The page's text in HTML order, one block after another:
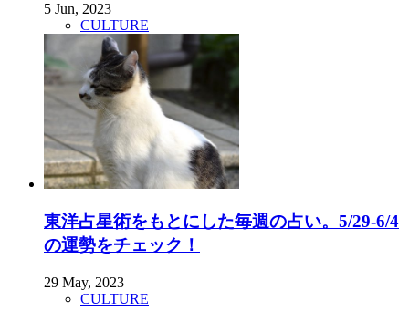
5 Jun, 2023
CULTURE
東洋占星術をもとにした毎週の占い。5/29-6/4
の運勢をチェック！
29 May, 2023
CULTURE